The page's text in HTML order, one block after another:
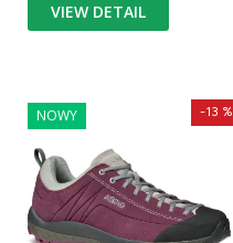
VIEW DETAIL
NOWY -13 %